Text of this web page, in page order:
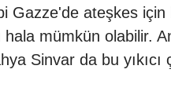
ateşkes için
mümkün olabilir.
Sinvar da bu